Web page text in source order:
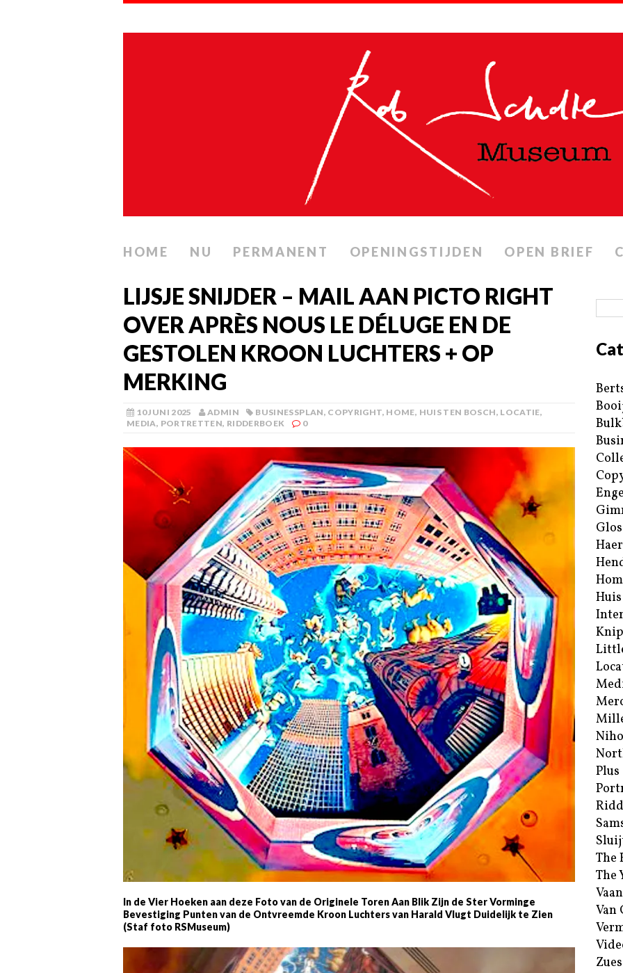
HOME NU PERMANENT OPENINGSTIJDEN OPEN BRIEF
LIJSJE SNIJDER – MAIL AAN PICTO RIGHT
OVER APRÈS NOUS LE DÉLUGE EN DE
GESTOLEN KROON LUCHTERS + OP
MERKING
10 JUNI 2025 ADMIN BUSINESSPLAN, COPYRIGHT, HOME, HUIS TEN BOSCH, LOCATIE,
MEDIA, PORTRETTEN, RIDDERBOEK 0
In de Vier Hoeken aan deze Foto van de Originele Toren Aan Blik Zijn de Ster Vorminge
Bevestiging Punten van de Ontvreemde Kroon Luchters van Harald Vlugt Duidelijk te Zien
(Staf foto RSMuseum)
Plus
The
The
Van